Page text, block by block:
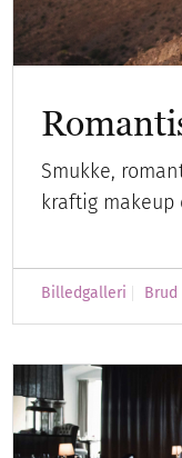
Smukke,
kraftig makeup
Billedgalleri Brud